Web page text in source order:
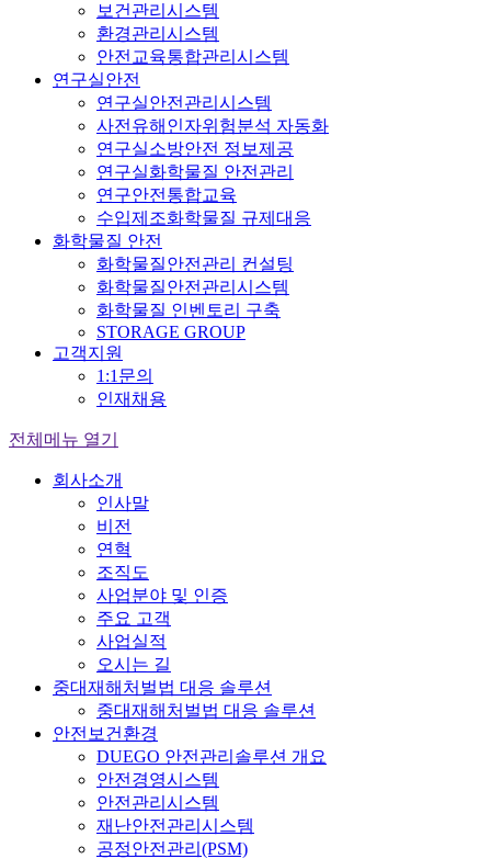
보건관리시스템
환경관리시스템
안전교육통합관리시스템
연구실안전
연구실안전관리시스템
사전유해인자위험분석 자동화
연구실소방안전 정보제공
연구실화학물질 안전관리
연구안전통합교육
수입제조화학물질 규제대응
화학물질 안전
화학물질안전관리 컨설팅
화학물질안전관리시스템
화학물질 인벤토리 구축
STORAGE GROUP
고객지원
1:1문의
인재채용
전체메뉴 열기
회사소개
인사말
비전
연혁
조직도
사업분야 및 인증
주요 고객
사업실적
오시는 길
중대재해처벌법 대응 솔루션
중대재해처벌법 대응 솔루션
안전보건환경
DUEGO 안전관리솔루션 개요
안전경영시스템
안전관리시스템
재난안전관리시스템
공정안전관리(PSM)